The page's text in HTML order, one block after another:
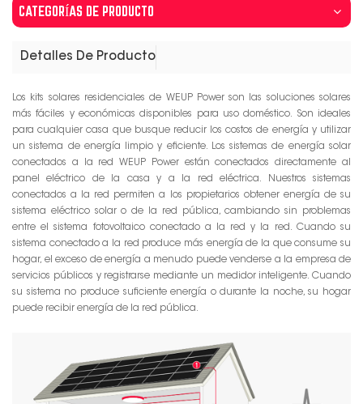
CATEGORÍAS DE PRODUCTO
Detalles De Producto
Los kits solares residenciales de WEUP Power son las soluciones solares
más fáciles y económicas disponibles para uso doméstico. Son ideales
para cualquier casa que busque reducir los costos de energía y utilizar
un sistema de energía limpio y eficiente. Los sistemas de energía solar
conectados a la red WEUP Power están conectados directamente al
panel eléctrico de la casa y a la red eléctrica. Nuestros sistemas
conectados a la red permiten a los propietarios obtener energía de su
sistema eléctrico solar o de la red pública, cambiando sin problemas
entre el sistema fotovoltaico conectado a la red y la red. Cuando su
sistema conectado a la red produce más energía de la que consume su
hogar, el exceso de energía a menudo puede venderse a la empresa de
servicios públicos y registrarse mediante un medidor inteligente. Cuando
su sistema no produce suficiente energía o durante la noche, su hogar
puede recibir energía de la red pública.